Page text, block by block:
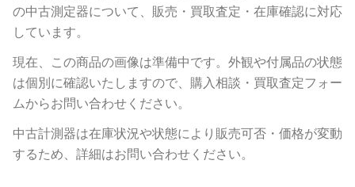
の中古測定器について、販売・買取査定・在庫確認に対応
しています。
現在、この商品の画像は準備中です。外観や付属品の状態
は個別に確認いたしますので、購入相談・買取査定フォー
ムからお問い合わせください。
中古計測器は在庫状況や状態により販売可否・価格が変動
するため、詳細はお問い合わせください。